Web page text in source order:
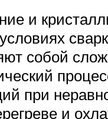
и
собой
при
и